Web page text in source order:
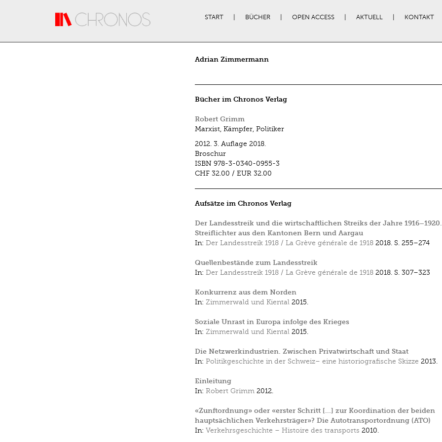
START BÜCHER OPEN ACCESS AKTUELL KONTAKT
Adrian Zimmermann
Bücher im Chronos Verlag
Robert Grimm
Marxist, Kämpfer, Politiker
2012. 3. Auflage 2018.
Broschur
ISBN 978-3-0340-0955-3
CHF 32.00 / EUR 32.00
Aufsätze im Chronos Verlag
Der Landesstreik und die wirtschaftlichen Streiks der Jahre 1916–1920.
Streiflichter aus den Kantonen Bern und Aargau
In: Der Landesstreik 1918 / La Grève générale de 1918 2018. S. 255–274
Quellenbestände zum Landesstreik
In: Der Landesstreik 1918 / La Grève générale de 1918 2018. S. 307–323
Konkurrenz aus dem Norden
In: Zimmerwald und Kiental 2015.
Soziale Unrast in Europa infolge des Krieges
In: Zimmerwald und Kiental 2015.
Die Netzwerkindustrien. Zwischen Privatwirtschaft und Staat
In: Politikgeschichte in der Schweiz– eine historiografische Skizze 2013.
Einleitung
In: Robert Grimm 2012.
«Zunftordnung» oder «erster Schritt […] zur Koordination der beiden
hauptsächlichen Verkehrsträger»? Die Autotransport­ordnung (ATO)
In: Verkehrsgeschichte – Histoire des transports 2010.